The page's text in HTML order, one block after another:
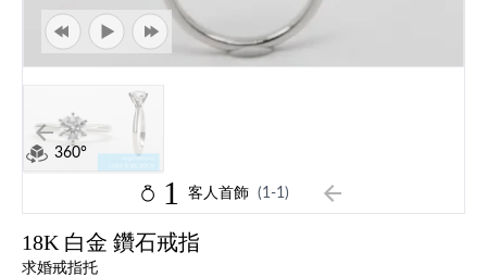
360°
1 客人首飾 (1-1)
18K 白金 鑽石戒指
求婚戒指托